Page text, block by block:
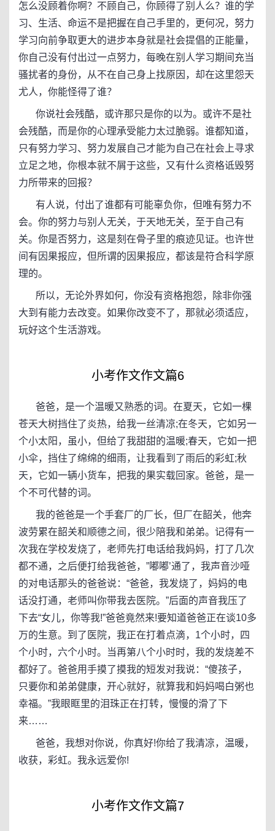
怎么没顾着你啊？不顾自己，你顾得了别人么？谁的学
习、生活、命运不是把握在自己手里的，更何况，努力
学习向前争取更大的进步本身就是社会提倡的正能量，
你自己没有付出过一点努力，每晚在别人学习期间充当
骚扰者的身份，从不在自己身上找原因，却在这里怨天
尤人，你能怪得了谁？
你说社会残酷，或许那只是你的以为。或许不是社
会残酷，而是你的心理承受能力太过脆弱。谁都知道，
只有努力学习、努力发展自己才能为自己在社会上寻求
立足之地，你根本就不屑于这些，又有什么资格诋毁努
力所带来的回报？
有人说，付出了谁都有可能辜负你，但唯有努力不
会。你的努力与别人无关，于天地无关，至于自己有
关。你是否努力，这是刻在骨子里的痕迹见证。也许世
间有因果报应，但所谓的因果报应，都该是符合科学原
理的。
所以，无论外界如何，你没有资格抱怨，除非你强
大到有能力去改变。如果你改变不了，那就必须适应，
玩好这个生活游戏。
小考作文作文篇6
爸爸，是一个温暖又熟悉的词。在夏天，它如一棵
苍天大树挡住了炎热，给我一丝清凉;在冬天，它如另一
个小太阳，虽小，但给了我甜甜的温暖;春天，它如一把
小伞，挡住了绵绵的细雨，让我看到了雨后的彩虹;秋
天，它如一辆小货车，把我的果实载回家。爸爸，是一
个不可代替的词。
我的爸爸是一个手套厂的厂长，但厂在韶关，他奔
波劳累在韶关和顺德之间，很少陪我和弟弟。记得有一
次我在学校发烧了，老师先打电话给我妈妈，打了几次
都不通，之后便打给我爸爸，”嘟嘟’通了，我声音沙哑
的对电话那头的爸爸说：“爸爸，我发烧了，妈妈的电
话没打通，老师叫你带我去医院。”后面的声音我压了
下去“女儿，你等我!”爸爸竟然来!要知道爸爸正在谈10多
万的生意。到了医院，我正在打着点滴，1个小时，四
个小时，六个小时。当再第八个小时时，我的发烧差不
都好了。爸爸用手摸了摸我的短发对我说：“傻孩子，
只要你和弟弟健康，开心就好，就算我和妈妈喝白粥也
幸福。”我眼眶里的泪珠正在打转，慢慢的滑了下
来……
爸爸，我想对你说，你真好!你给了我清凉，温暖，
收获，彩虹。我永远爱你!
小考作文作文篇7